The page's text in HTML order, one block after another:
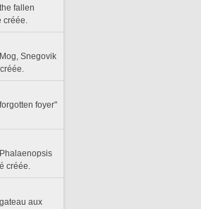
fallen
créée.
Snegovik
foyer"
créée.
aux